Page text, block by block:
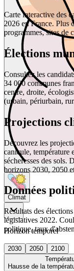
Climat
Horizon temporel
2030 2050
2100
Hausse de la
Carte interactive des
2026 en France. Plus
programmes, sites de
Élections
Consultez les
34 000 communes
centre, droite,
(urbain, périurbain,
Projections
Découvrez les
canicule, température
sécheresses des sols.
horizons 2030, 2050
Données
Résultats des
législatives 2022.
politique, taux